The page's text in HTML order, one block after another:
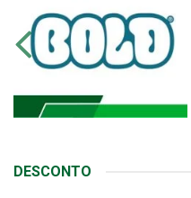
DESCONTO